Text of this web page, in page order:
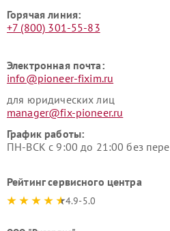
Горячая линия:
+7 (800) 301-55-83
Электронная почта:
info@pioneer-fixim.ru
для юридических лиц
manager@fix-pioneer.ru
График работы:
ПН-ВСК с 9:00 до 21:00 без
Рейтинг сервисного центра
4.9-5.0